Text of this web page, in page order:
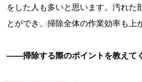
をした人も多いと思います。汚れた
とができ、掃除全体の作業効率も上
――掃除する際のポイントを教えて